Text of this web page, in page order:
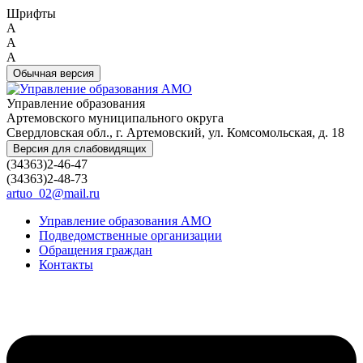
Шрифты
A
A
A
Обычная версия
Управление образования
Артемовского муниципального округа
Свердловская обл., г. Артемовский, ул. Комсомольская, д. 18
Версия для слабовидящих
(34363)2-46-47
(34363)2-48-73
artuo_02@mail.ru
Управление образования АМО
Подведомственные организации
Обращения граждан
Контакты